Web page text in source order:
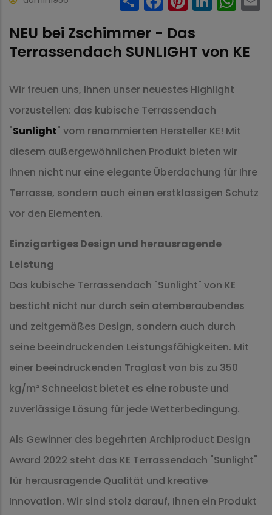
NEU bei Zschimmer - Das
Terrassendach SUNLIGHT von KE
Wir freuen uns, Ihnen unser neuestes Highlight
vorzustellen: das kubische Terrassendach
"Sunlight" vom renommierten Hersteller KE! Mit
diesem außergewöhnlichen Produkt bieten wir
Ihnen nicht nur eine elegante Überdachung für Ihre
Terrasse, sondern auch einen erstklassigen Schutz
vor den Elementen.
Einzigartiges Design und herausragende
Leistung
Das kubische Terrassendach "Sunlight" von KE
besticht nicht nur durch sein atemberaubendes
und zeitgemäßes Design, sondern auch durch
seine beeindruckenden Leistungsfähigkeiten. Mit
einer beeindruckenden Traglast von bis zu 350
kg/m² Schneelast bietet es eine robuste und
zuverlässige Lösung für jede Wetterbedingung.
Als Gewinner des begehrten Archiproduct Design
Award 2022 steht das KE Terrassendach "Sunlight"
für herausragende Qualität und kreative
Innovation. Wir sind stolz darauf, Ihnen ein Produkt